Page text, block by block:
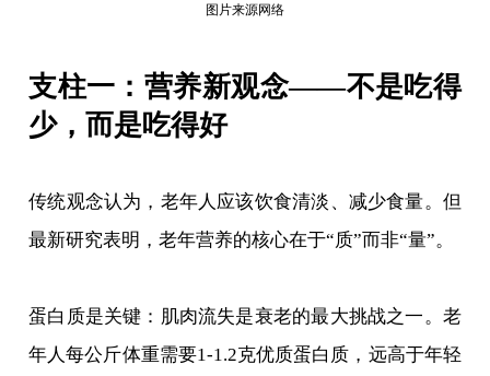
图片来源网络
支柱一：营养新观念——不是吃得
少，而是吃得好
传统观念认为，老年人应该饮食清淡、减少食量。但
最新研究表明，老年营养的核心在于“质”而非“量”。
蛋白质是关键：肌肉流失是衰老的最大挑战之一。老
年人每公斤体重需要1-1.2克优质蛋白质，远高于年轻